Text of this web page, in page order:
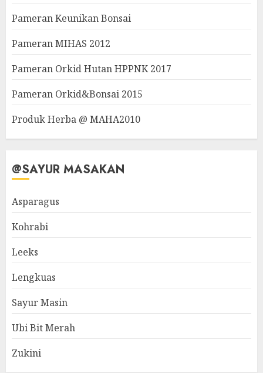
Pameran Keunikan Bonsai
Pameran MIHAS 2012
Pameran Orkid Hutan HPPNK 2017
Pameran Orkid&Bonsai 2015
Produk Herba @ MAHA2010
@SAYUR MASAKAN
Asparagus
Kohrabi
Leeks
Lengkuas
Sayur Masin
Ubi Bit Merah
Zukini